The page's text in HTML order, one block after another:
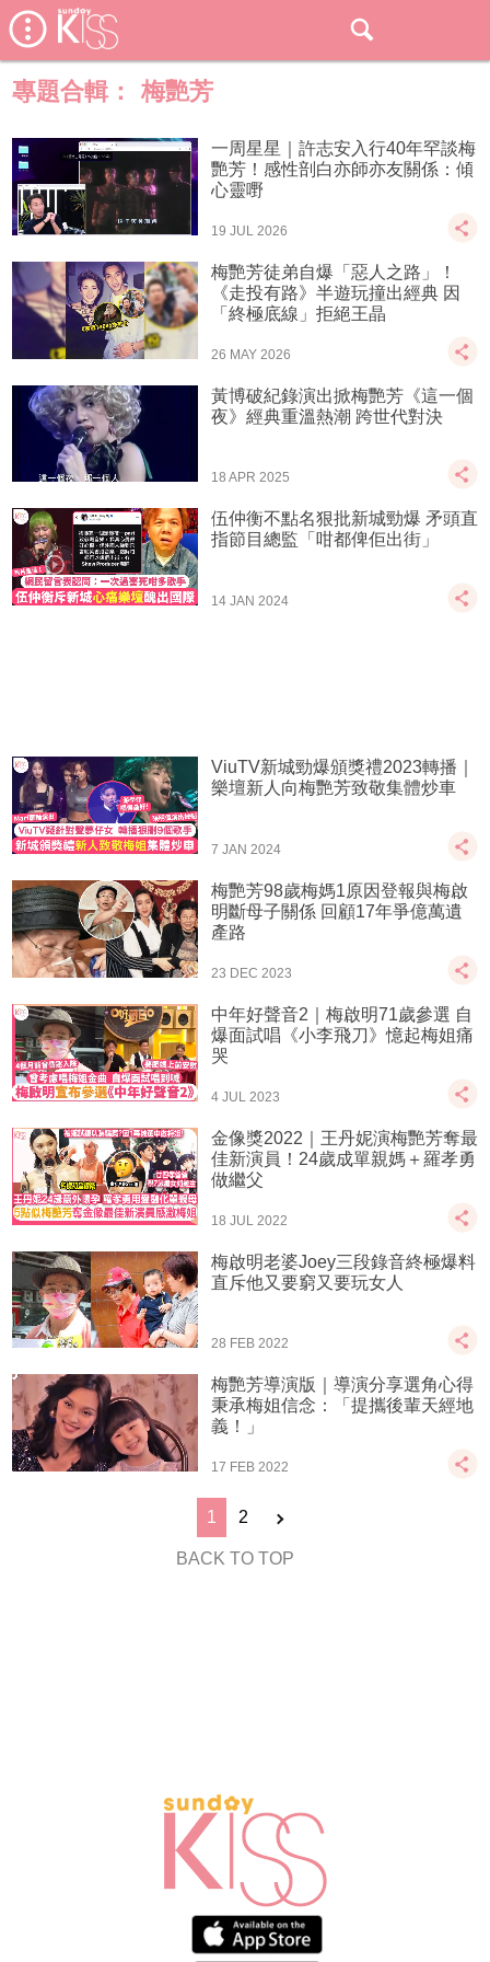
專題合輯： 梅艷芳
一周星星｜許志安入行40年罕談梅
艷芳！感性剖白亦師亦友關係：傾
心靈嘢
19 JUL 2026
梅艷芳徒弟自爆「惡人之路」！
《走投有路》半遊玩撞出經典 因
「終極底線」拒絕王晶
26 MAY 2026
黃博破紀錄演出掀梅艷芳《這一個
夜》經典重溫熱潮 跨世代對決
18 APR 2025
伍仲衡不點名狠批新城勁爆 矛頭直
指節目總監「咁都俾佢出街」
14 JAN 2024
ViuTV新城勁爆頒獎禮2023轉播｜
樂壇新人向梅艷芳致敬集體炒車
7 JAN 2024
梅艷芳98歲梅媽1原因登報與梅啟
明斷母子關係 回顧17年爭億萬遺
產路
23 DEC 2023
中年好聲音2｜梅啟明71歲參選 自
爆面試唱《小李飛刀》憶起梅姐痛
哭
4 JUL 2023
金像獎2022｜王丹妮演梅艷芳奪最
佳新演員！24歲成單親媽＋羅孝勇
做繼父
18 JUL 2022
梅啟明老婆Joey三段錄音終極爆料
直斥他又要窮又要玩女人
28 FEB 2022
梅艷芳導演版｜導演分享選角心得
秉承梅姐信念：「提攜後輩天經地
義！」
17 FEB 2022
1 2
BACK TO TOP